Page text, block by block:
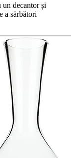
un decantor și
a sărbători